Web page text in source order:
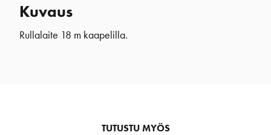
Kuvaus
Rullalaite 18 m kaapelilla.
TUTUSTU MYÖS